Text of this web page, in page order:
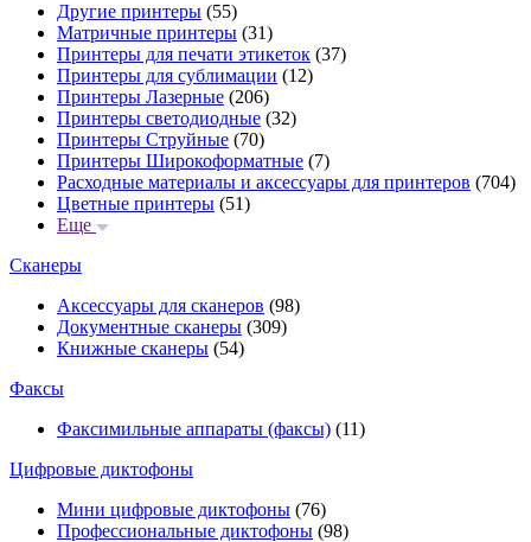
Другие принтеры (55)
Матричные принтеры (31)
Принтеры для печати этикеток (37)
Принтеры для сублимации (12)
Принтеры Лазерные (206)
Принтеры светодиодные (32)
Принтеры Струйные (70)
Принтеры Широкоформатные (7)
Расходные материалы и аксессуары для принтеров (704)
Цветные принтеры (51)
Еще
Сканеры
Аксессуары для сканеров (98)
Документные сканеры (309)
Книжные сканеры (54)
Факсы
Факсимильные аппараты (факсы) (11)
Цифровые диктофоны
Мини цифровые диктофоны (76)
Профессиональные диктофоны (98)